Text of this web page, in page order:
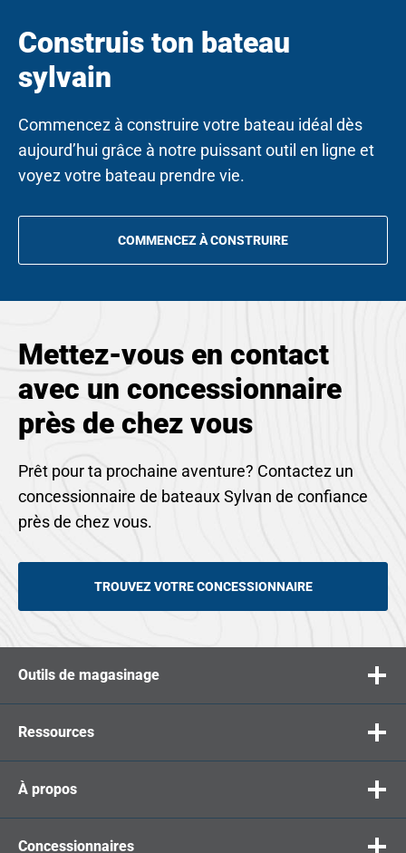
w
Construis ton bateau
sylvain
Commencez à construire votre bateau idéal dès
aujourd’hui grâce à notre puissant outil en ligne et
voyez votre bateau prendre vie.
COMMENCEZ À CONSTRUIRE
OPENS
Mettez-vous en contact
avec un concessionnaire
près de chez vous
Prêt pour ta prochaine aventure? Contactez un
concessionnaire de bateaux Sylvan de confiance
près de chez vous.
TROUVEZ VOTRE CONCESSIONNAIRE
Outils de magasinage
Ressources
À propos
Concessionnaires